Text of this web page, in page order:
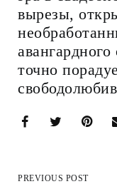
вырезы,
точно
PREVIOUS POST